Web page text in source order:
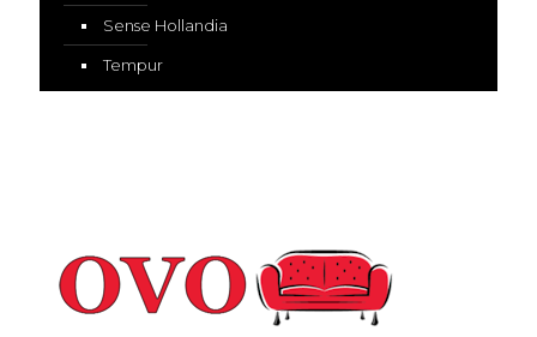
Sense Hollandia
Tempur